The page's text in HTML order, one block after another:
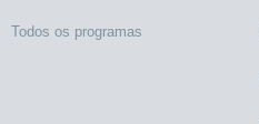
Todos os programas